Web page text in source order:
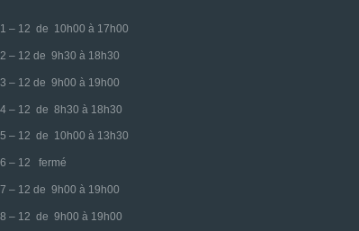
– 12 de 10h00 à 17h00
– 12 de 9h30 à 18h30
– 12 de 9h00 à 19h00
– 12 de 8h30 à 18h30
– 12 de 10h00 à 13h30
– 12 fermé
– 12 de 9h00 à 19h00
– 12 de 9h00 à 19h00